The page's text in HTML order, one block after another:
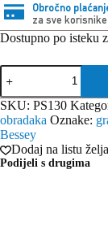
Obročno
za sve
Dostupno po isteku
Bessey
stega
vakumska
za
spajanje
ploča
PS130
količina
SKU: PS130
obradaka Oznake:
Bessey
Dodaj na listu želja
Podijeli s drugima